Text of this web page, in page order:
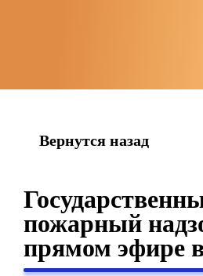
Вернутся назад
пожарный
прямом эфире